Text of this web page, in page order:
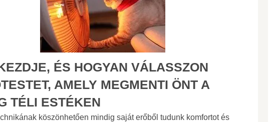
ÉS HOGYAN VÁLASSZON
AMELY MEGMENTI ÖNT A
TÉLI ESTÉKEN
köszönhetően mindig saját erőből tudunk komfortot és